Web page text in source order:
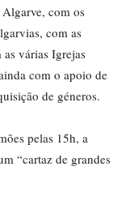
com os
com as
várias Igrejas
com o apoio de
de géneros.
pelas 15h, a
“cartaz de grandes